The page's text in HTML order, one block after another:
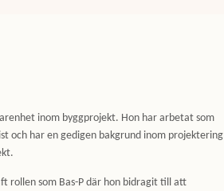
inom byggprojekt. Hon har arbetat som
och har en gedigen bakgrund inom projektering
rollen som Bas-P där hon bidragit till att